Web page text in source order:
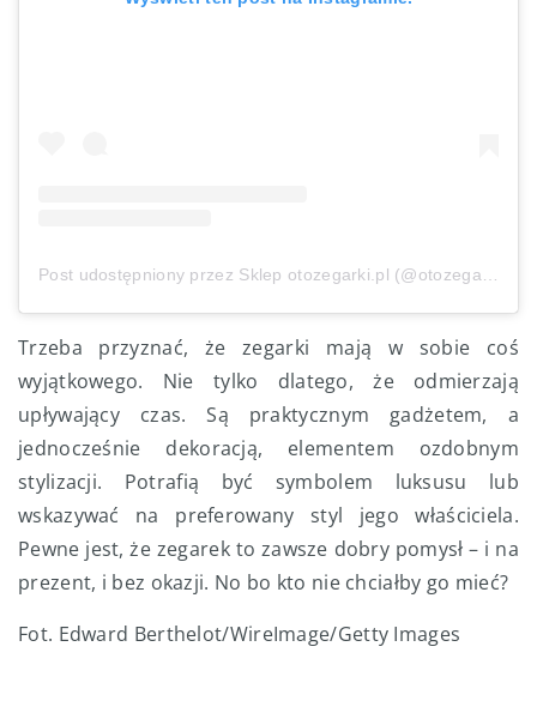
Trzeba przyznać, że zegarki mają w sobie coś
wyjątkowego. Nie tylko dlatego, że odmierzają
upływający czas. Są praktycznym gadżetem, a
jednocześnie dekoracją, elementem ozdobnym
stylizacji. Potrafią być symbolem luksusu lub
wskazywać na preferowany styl jego właściciela.
Pewne jest, że zegarek to zawsze dobry pomysł – i na
prezent, i bez okazji. No bo kto nie chciałby go mieć?
Fot. Edward Berthelot/WireImage/Getty Images